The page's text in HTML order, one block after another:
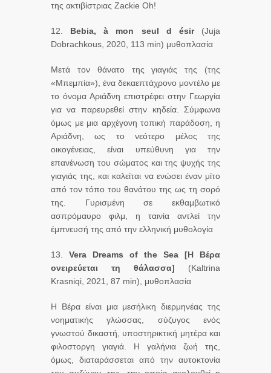
της ακτιβίστριας Zackie Oh!
12. Bebia, à mon seul d ésir(Juja
Dobrachkous, 2020, 113 min) μυθοπλασία
Μετά τον θάνατο της γιαγιάς της (της
«Μπεμπία»), ένα δεκαεπτάχρονο μοντέλο με
το όνομα Αριάδνη επιστρέφει στην Γεωργία
για να παρευρεθεί στην κηδεία. Σύμφωνα
όμως με μια αρχέγονη τοπική παράδοση, η
Αριάδνη, ως το νεότερο μέλος της
οικογένειας, είναι υπεύθυνη για την
επανένωση του σώματος και της ψυχής της
γιαγιάς της, και καλείται να ενώσει έναν μίτο
από τον τόπο του θανάτου της ως τη σορό
της. Γυρισμένη σε εκθαμβωτικό
ασπρόμαυρο φιλμ, η ταινία αντλεί την
έμπνευσή της από την ελληνική μυθολογία
13. Vera Dreams of the Sea
[Η Βέρα
ονειρεύεται τη θάλασσα] (Kaltrina
Krasniqi, 2021, 87 min), μυθοπλασία
Η Βέρα είναι μια μεσήλικη διερμηνέας της
νοηματικής γλώσσας, σύζυγος ενός
γνωστού δικαστή, υποστηρικτική μητέρα και
φιλοστοργη γιαγιά. Η γαλήνια ζωή της,
όμως, διαταράσσεται από την αυτοκτονία